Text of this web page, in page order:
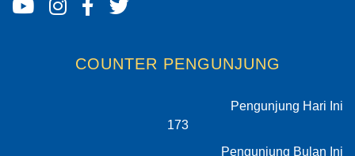
COUNTER PENGUNJUNG
Pengunjung Hari Ini
173
Pengunjung Bulan Ini